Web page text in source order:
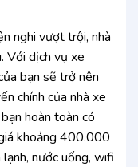
nghi vượt trội, nhà
Với dịch vụ xe
bạn sẽ trở nên
chính của nhà xe
hoàn toàn có
khoảng 400.000
nước uống, wifi